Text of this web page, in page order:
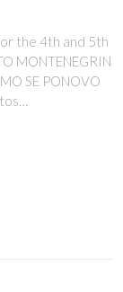
the 4th and 5th
MONTENEGRIN
SE PONOVO